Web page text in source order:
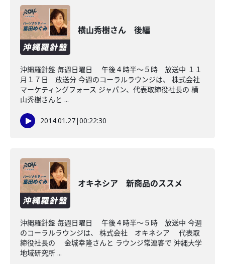
横山秀樹さん 後編
沖縄羅針盤 毎週日曜日 午後４時半～５時 放送中 １１
月１７日 放送分 今週のコーラルラウンジは、 株式会社
マーケティングフォース ジャパン、代表取締役社長の 横
山秀樹さんと ...
2014.01.27|00:22:30
オキネシア 新商品のススメ
沖縄羅針盤 毎週日曜日 午後４時半～５時 放送中 今週
のコーラルラウンジは、 株式会社 オキネシア 代表取
締役社長の 金城幸隆さんと ラウンジ常連客で 沖縄大学
地域研究所 ...